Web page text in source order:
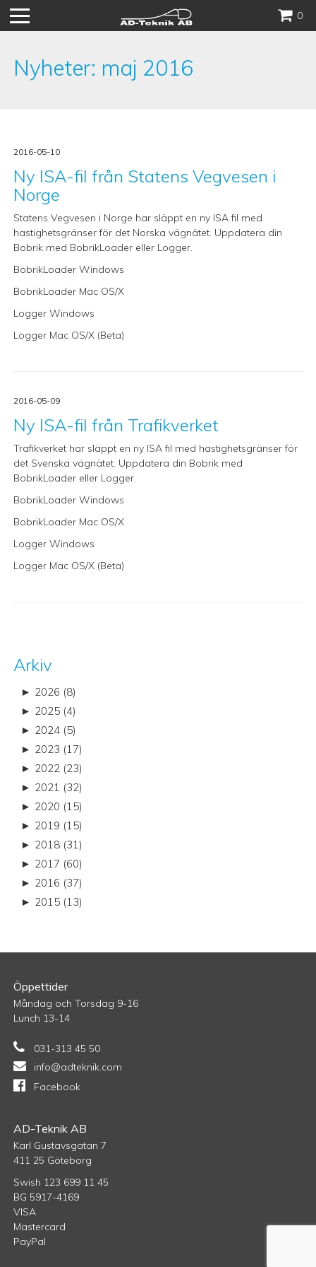
0
Hoppa
Nyheter: maj 2016
2016-05-10
Ny ISA-fil från Statens Vegvesen i
Norge
Statens Vegvesen i Norge har släppt en ny ISA fil med
hastighetsgränser för det Norska vägnätet. Uppdatera din
Bobrik med BobrikLoader eller Logger.
BobrikLoader Windows
BobrikLoader Mac OS/X
Logger Windows
Logger Mac OS/X (Beta)
2016-05-09
Ny ISA-fil från Trafikverket
Trafikverket har släppt en ny ISA fil med hastighetsgränser för
det Svenska vägnätet. Uppdatera din Bobrik med
BobrikLoader eller Logger.
BobrikLoader Windows
BobrikLoader Mac OS/X
Logger Windows
Logger Mac OS/X (Beta)
Arkiv
► 2026 (8)
► 2025 (4)
► 2024 (5)
► 2023 (17)
► 2022 (23)
► 2021 (32)
► 2020 (15)
► 2019 (15)
► 2018 (31)
► 2017 (60)
► 2016 (37)
► 2015 (13)
Öppettider
Måndag och Torsdag 9-16
Lunch 13-14
031-313 45 50
info@adteknik.com
Facebook
AD-Teknik AB
Karl Gustavsgatan 7
411 25 Göteborg
Swish 123 699 11 45
BG 5917-4169
VISA
Mastercard
PayPal